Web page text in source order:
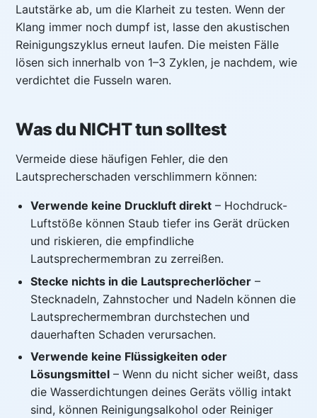
Lautstärke ab, um die Klarheit zu testen. Wenn der
Klang immer noch dumpf ist, lasse den akustischen
Reinigungszyklus erneut laufen. Die meisten Fälle
lösen sich innerhalb von 1–3 Zyklen, je nachdem, wie
verdichtet die Fusseln waren.
Was du NICHT tun solltest
Vermeide diese häufigen Fehler, die den
Lautsprecherschaden verschlimmern können:
Verwende keine Druckluft direkt– Hochdruck-
Luftstöße können Staub tiefer ins Gerät drücken
und riskieren, die empfindliche
Lautsprechermembran zu zerreißen.
Stecke nichts in die Lautsprecherlöcher–
Stecknadeln, Zahnstocher und Nadeln können die
Lautsprechermembran durchstechen und
dauerhaften Schaden verursachen.
Verwende keine Flüssigkeiten oder
Lösungsmittel– Wenn du nicht sicher weißt, dass
die Wasserdichtungen deines Geräts völlig intakt
sind, können Reinigungsalkohol oder Reiniger